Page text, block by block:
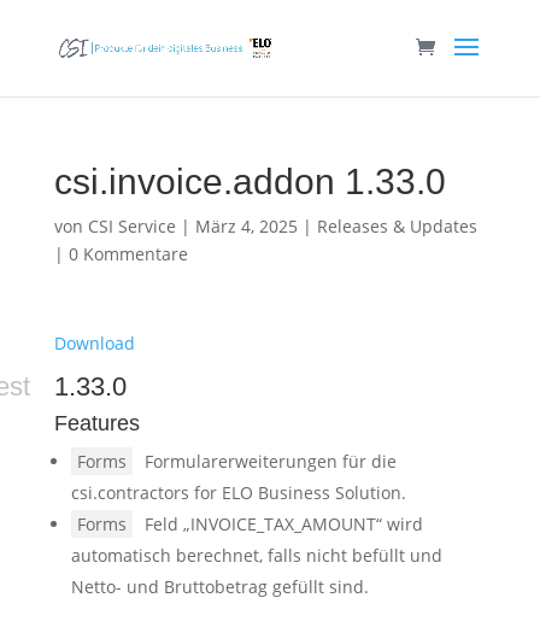
csi.invoice.addon 1.33.0
von CSI Service | März 4, 2025 | Releases & Updates
| 0 Kommentare
Download
1.33.0
Features
Forms
Formularerweiterungen für die
csi.contractors for ELO Business Solution.
Forms
Feld „INVOICE_TAX_AMOUNT“ wird
automatisch berechnet, falls nicht befüllt und
Netto- und Bruttobetrag gefüllt sind.